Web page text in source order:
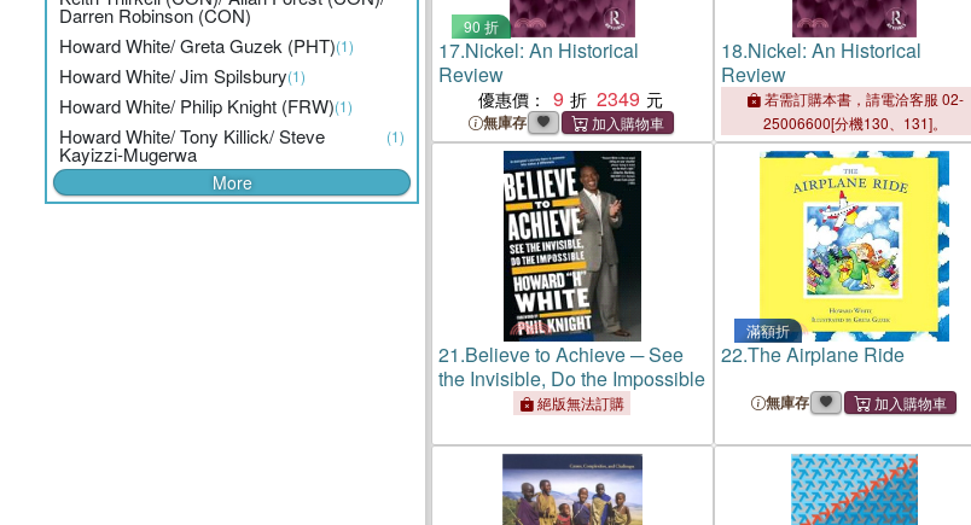
Darren Robinson (CON)
Howard White/ Greta Guzek (PHT)(1)
Howard White/ Jim Spilsbury(1)
Howard White/ Philip Knight (FRW)(1)
Howard White/ Tony Killick/ Steve
Kayizzi-Mugerwa
(1)
More
90 折
17.Nickel: An Historical
Review
優惠價： 9 2349
無庫存
18.Nickel: An Historical
Review
若需訂購本書，請電洽客服 02-
25006600[分機130、131]。
21.Believe to Achieve ─ See
the Invisible, Do the Impossible
絕版無法訂購
滿額折
22.The Airplane Ride
無庫存